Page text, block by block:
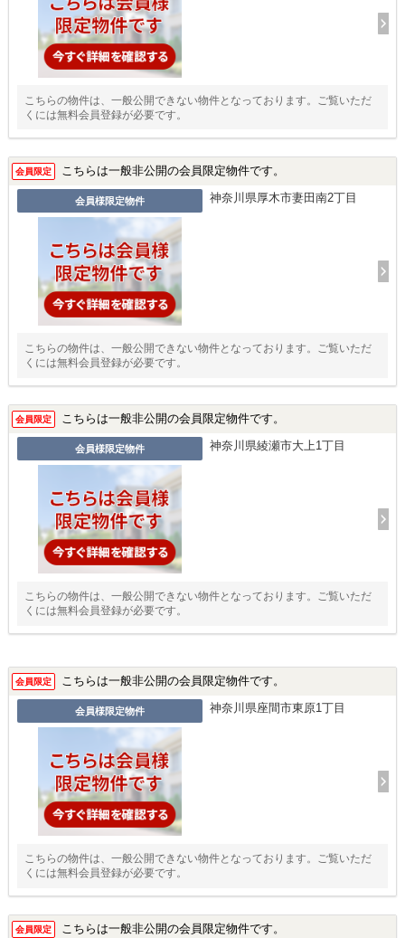
こちらの物件は、一般公開できない物件となっております。ご覧いただ
くには無料会員登録が必要です。
会員限定 こちらは一般非公開の会員限定物件です。
会員様限定物件 神奈川県厚木市妻田南2丁目
こちらの物件は、一般公開できない物件となっております。ご覧いただ
くには無料会員登録が必要です。
会員限定 こちらは一般非公開の会員限定物件です。
会員様限定物件 神奈川県綾瀬市大上1丁目
こちらの物件は、一般公開できない物件となっております。ご覧いただ
くには無料会員登録が必要です。
会員限定 こちらは一般非公開の会員限定物件です。
会員様限定物件 神奈川県座間市東原1丁目
こちらの物件は、一般公開できない物件となっております。ご覧いただ
くには無料会員登録が必要です。
会員限定 こちらは一般非公開の会員限定物件です。